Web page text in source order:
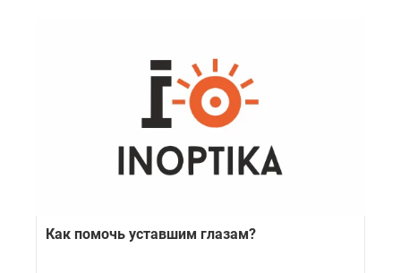
Как помочь уставшим глазам?